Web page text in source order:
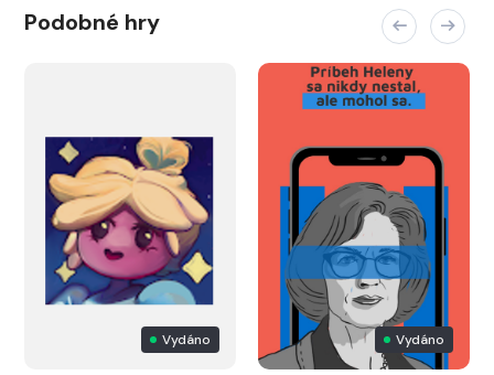
Podobné hry
Vydáno Vydáno